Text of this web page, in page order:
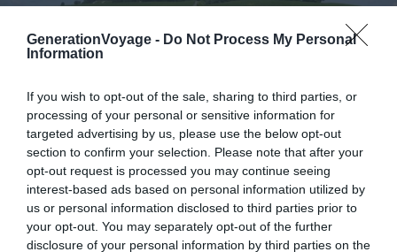
GenerationVoyage - Do Not Process My Personal
Information
If you wish to opt-out of the sale, sharing to third parties, or
processing of your personal or sensitive information for
targeted advertising by us, please use the below opt-out
section to confirm your selection. Please note that after your
opt-out request is processed you may continue seeing
interest-based ads based on personal information utilized by
us or personal information disclosed to third parties prior to
your opt-out. You may separately opt-out of the further
disclosure of your personal information by third parties on the
Crédit photo : Flickr – Olive Titus
Le mont Bernon offre un panorama à 360 degrés sur
Épernay et la vallée de la Marne, sans débourser un
centime.Ce parc de 3,3 ha se rejoint à pied depuis le